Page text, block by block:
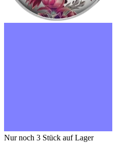
Nur noch 3 Stück auf Lager